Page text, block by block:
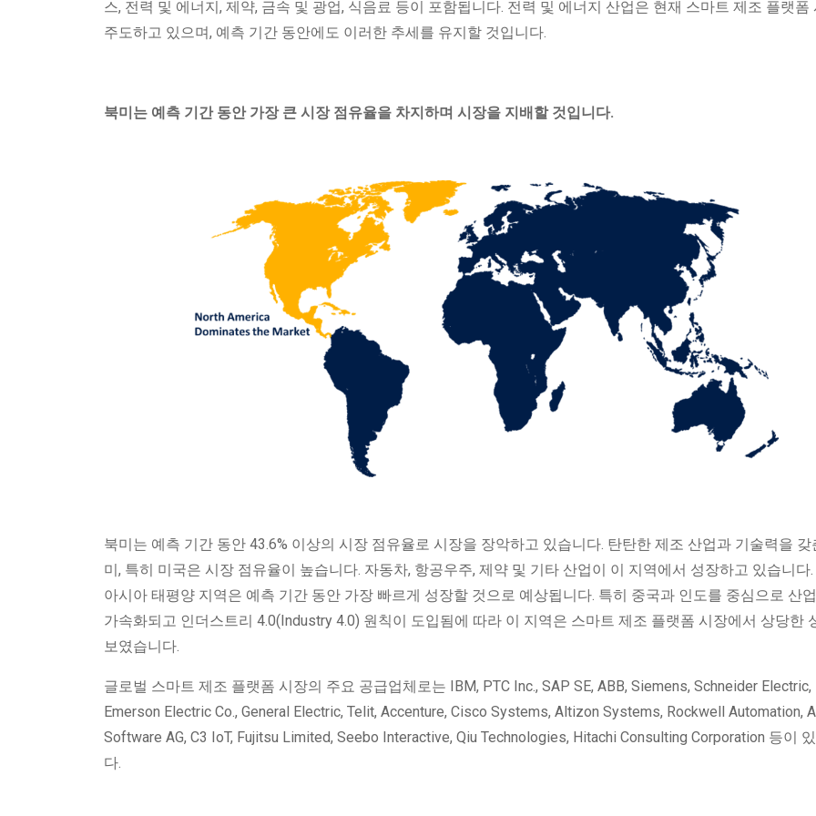
스, 전력 및 에너지, 제약, 금속 및 광업, 식음료 등이 포함됩니다. 전력 및 에너지 산업은 현재 스마트 제조 플랫폼
주도하고 있으며, 예측 기간 동안에도 이러한 추세를 유지할 것입니다.
북미는 예측 기간 동안 가장 큰 시장 점유율을 차지하며 시장을 지배할 것입니다.
북미는 예측 기간 동안 43.6% 이상의 시장 점유율로 시장을 장악하고 있습니다. 탄탄한 제조 산업과 기술력을 갖
미, 특히 미국은 시장 점유율이 높습니다. 자동차, 항공우주, 제약 및 기타 산업이 이 지역에서 성장하고 있습니다.
아시아 태평양 지역은 예측 기간 동안 가장 빠르게 성장할 것으로 예상됩니다. 특히 중국과 인도를 중심으로 산
가속화되고 인더스트리 4.0(Industry 4.0) 원칙이 도입됨에 따라 이 지역은 스마트 제조 플랫폼 시장에서 상당한
보였습니다.
글로벌 스마트 제조 플랫폼 시장의 주요 공급업체로는 IBM, PTC Inc., SAP SE, ABB, Siemens, Schneider Electric,
Emerson Electric Co., General Electric, Telit, Accenture, Cisco Systems, Altizon Systems, Rockwell Automation,
Software AG, C3 IoT, Fujitsu Limited, Seebo Interactive, Qiu Technologies, Hitachi Consulting Corporation 등이
다.